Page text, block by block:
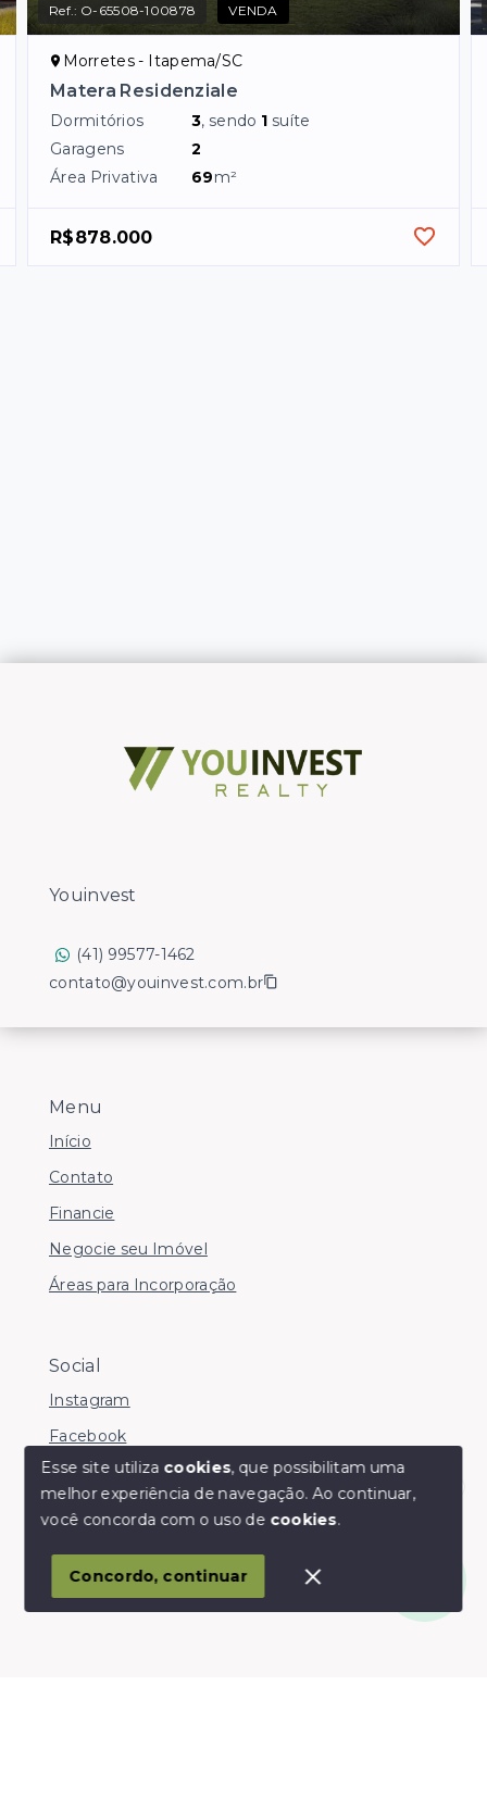
Ref.: O-65508-100878 VENDA
Morretes - Itapema/SC
Matera Residenziale
Dormitórios 3, sendo 1 suíte
Garagens
2
Área Privativa
69m²
R$878.000
Olá! somos da Linkmob, como podemos ajudar?
Menu
Início
Contato
Financie
Negocie seu Imóvel
Áreas para Incorporação
Social
Instagram
Facebook
© Copyright 2026 - Youinvest - Todos os direitos
SITE PARA IMOBILIARIA
Youinvest
(41) 99577-1462
contato@youinvest.com.br
Esse site utiliza cookies, que possibilitam uma
melhor experiência de navegação.Ao continuar,
você concorda com o uso de cookies.
Concordo, continuar